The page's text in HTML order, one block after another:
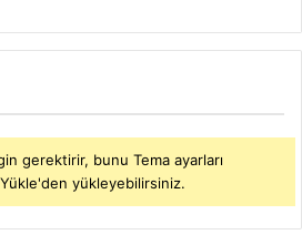
gerektirir, bunu Tema ayarları
yükleyebilirsiniz.